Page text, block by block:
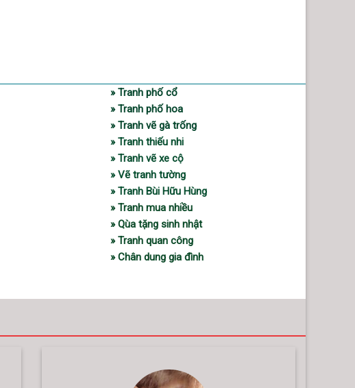
» Tranh phố cổ
» Tranh phố hoa
» Tranh vẽ gà trống
» Tranh thiếu nhi
» Tranh vẽ xe cộ
» Vẽ tranh tường
» Tranh Bùi Hữu Hùng
» Tranh mua nhiều
» Qùa tặng sinh nhật
» Tranh quan công
» Chân dung gia đình